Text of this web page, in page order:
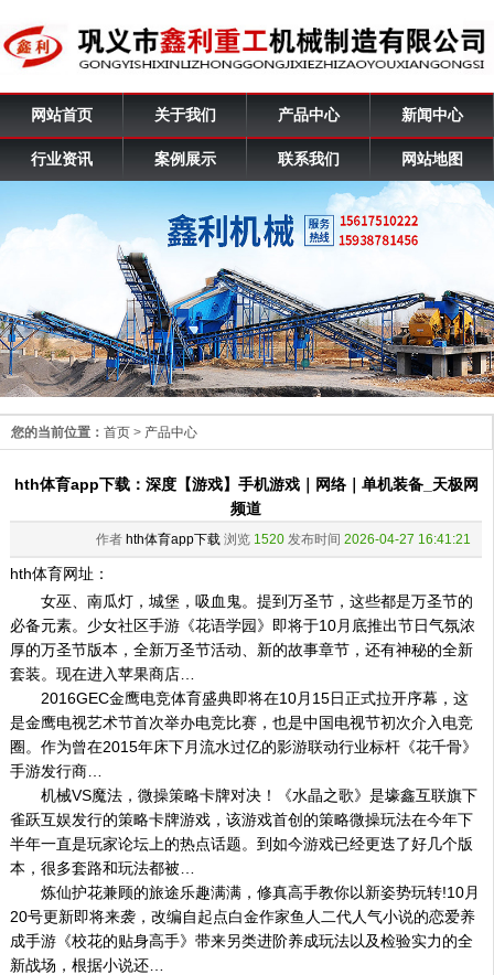
网站首页 关于我们 产品中心 新闻中心
行业资讯 案例展示 联系我们 网站地图
您的当前位置： 首页 > 产品中心
hth体育app下载：深度【游戏】手机游戏｜网络｜单机装备_天极网
频道
作者 hth体育app下载 浏览 1520 发布时间 2026-04-27 16:41:21
hth体育网址：
女巫、南瓜灯，城堡，吸血鬼。提到万圣节，这些都是万圣节的
必备元素。少女社区手游《花语学园》即将于10月底推出节日气氛浓
厚的万圣节版本，全新万圣节活动、新的故事章节，还有神秘的全新
套装。现在进入苹果商店…
2016GEC金鹰电竞体育盛典即将在10月15日正式拉开序幕，这
是金鹰电视艺术节首次举办电竞比赛，也是中国电视节初次介入电竞
圈。作为曾在2015年床下月流水过亿的影游联动行业标杆《花千骨》
手游发行商…
机械VS魔法，微操策略卡牌对决！《水晶之歌》是壕鑫互联旗下
雀跃互娱发行的策略卡牌游戏，该游戏首创的策略微操玩法在今年下
半年一直是玩家论坛上的热点话题。到如今游戏已经更迭了好几个版
本，很多套路和玩法都被…
炼仙护花兼顾的旅途乐趣满满，修真高手教你以新姿势玩转!10月
20号更新即将来袭，改编自起点白金作家鱼人二代人气小说的恋爱养
成手游《校花的贴身高手》带来另类进阶养成玩法以及检验实力的全
新战场，根据小说还…